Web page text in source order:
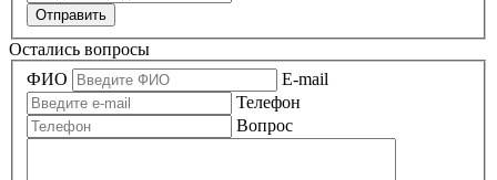
Отправить
Остались вопросы
ФИО
E-mail
Телефон
Вопрос